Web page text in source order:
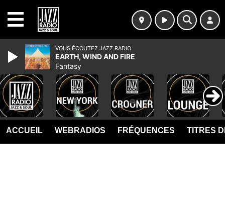
ACCUEIL WEBRADIOS FRÉQUENCES TITRES
VOUS ÉCOUTEZ JAZZ RADIO
EARTH, WIND AND FIRE
Fantasy